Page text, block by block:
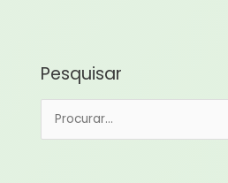
Pesquisar